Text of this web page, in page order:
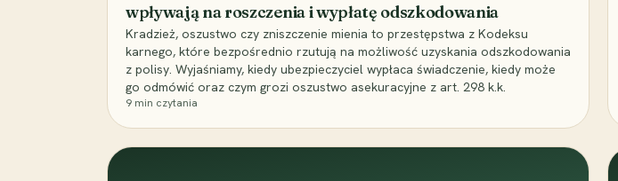
wpływają na roszczenia i wypłatę odszkodowania
Kradzież, oszustwo czy zniszczenie mienia to przestępstwa z Kodeksu
karnego, które bezpośrednio rzutują na możliwość uzyskania odszkodowania
z polisy. Wyjaśniamy, kiedy ubezpieczyciel wypłaca świadczenie, kiedy może
go odmówić oraz czym grozi oszustwo asekuracyjne z art. 298 k.k.
9 min czytania